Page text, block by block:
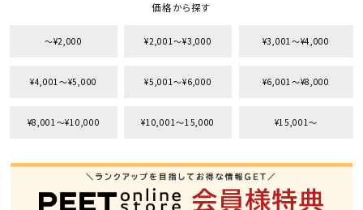
価格から探す
〜¥2,000 ¥2,001〜¥3,000 ¥3,001〜¥4,000
¥4,001〜¥5,000 ¥5,001〜¥6,000 ¥6,001〜¥8,000
¥8,001〜¥10,000 ¥10,001〜15,000 ¥15,001〜